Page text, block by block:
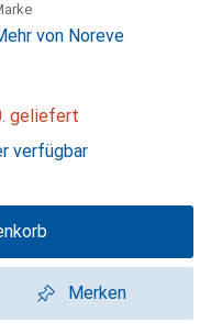
von Noreve
geliefert
verfügbar
Merken